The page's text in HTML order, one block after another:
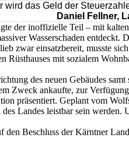
wird das Geld der
Daniel Fellner,
der inoffizielle Teil – mit
Wasserschaden
zwar einsatzbereit, musste
Rüsthauses mit sozialem
des neuen Gebäudes
Zweck ankaufte, zur
präsentiert. Geplant vom
Landes leistbar sein
Beschluss der Kärntner